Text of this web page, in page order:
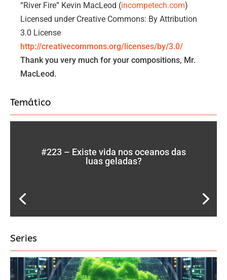
“River Fire” Kevin MacLeod (incompetech.com)
Licensed under Creative Commons: By Attribution
3.0 License
http://creativecommons.org/ licenses/by/3.0/
Thank you very much for your compositions, Mr.
MacLeod.
Temático
#223 – Existe vida nos oceanos das
luas geladas?
Series